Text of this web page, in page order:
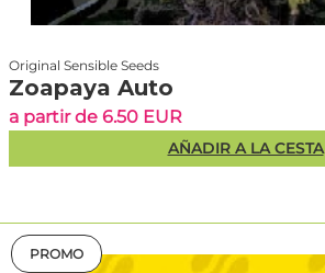
Original Sensible Seeds
Zoapaya Auto
a partir de 6.50 EUR
AÑADIR A LA CESTA
PROMO